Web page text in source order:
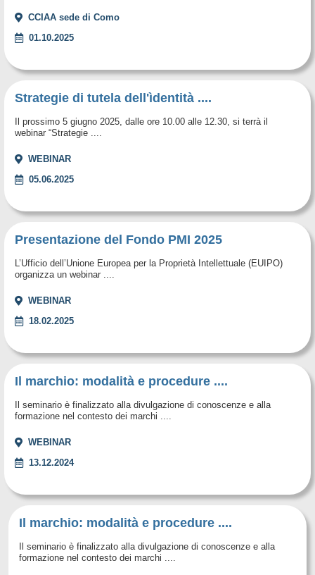
CCIAA sede di Como
01.10.2025
Strategie di tutela dell'ìdentità ....
Il prossimo 5 giugno 2025, dalle ore 10.00 alle 12.30, si terrà il
webinar “Strategie ....
WEBINAR
05.06.2025
Presentazione del Fondo PMI 2025
L’Ufficio dell’Unione Europea per la Proprietà Intellettuale (EUIPO)
organizza un webinar ....
WEBINAR
18.02.2025
Il marchio: modalità e procedure ....
Il seminario è finalizzato alla divulgazione di conoscenze e alla
formazione nel contesto dei marchi ....
WEBINAR
13.12.2024
Il marchio: modalità e procedure ....
Il seminario è finalizzato alla divulgazione di conoscenze e alla
formazione nel contesto dei marchi ....